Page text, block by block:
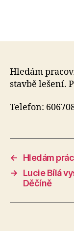
Hledám
stavbě lešení.
Telefon:
←
Hledám
→
Lucie Bílá
Děčíně